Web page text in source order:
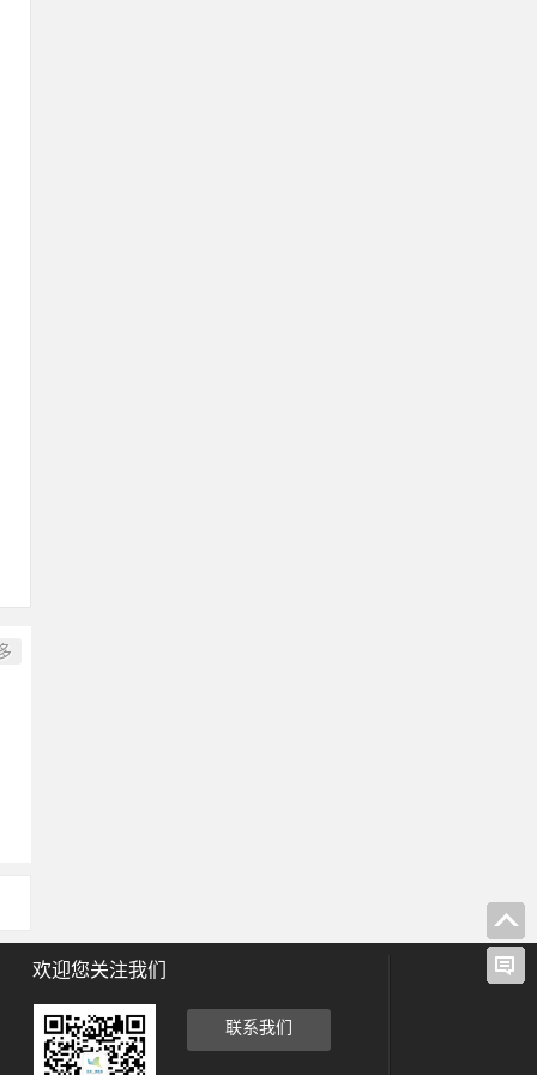
欢迎您关注我们
联系我们